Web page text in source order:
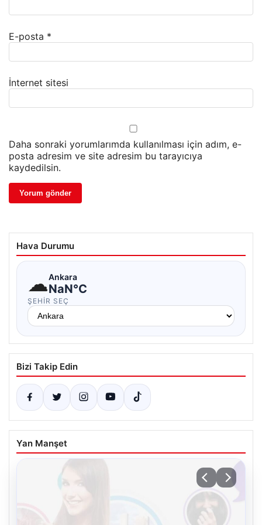
E-posta *
İnternet sitesi
Daha sonraki yorumlarımda kullanılması için adım, e-
posta adresim ve site adresim bu tarayıcıya
kaydedilsin.
Hava Durumu
☁Ankara
NaN°C
ŞEHIR SEÇ
Bizi Takip Edin
Yan Manşet